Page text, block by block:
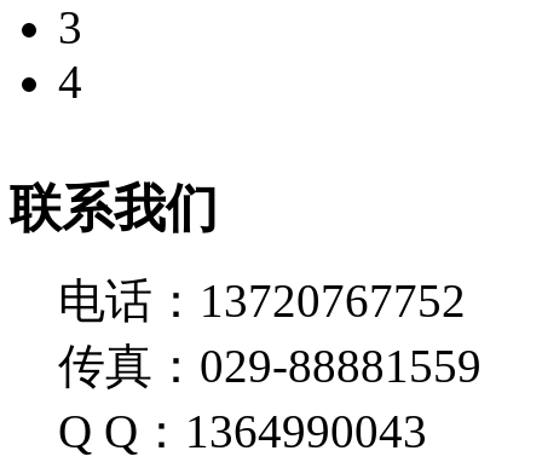
3
4
联系我们
电话：13720767752
传真：029-88881559
Q Q：1364990043